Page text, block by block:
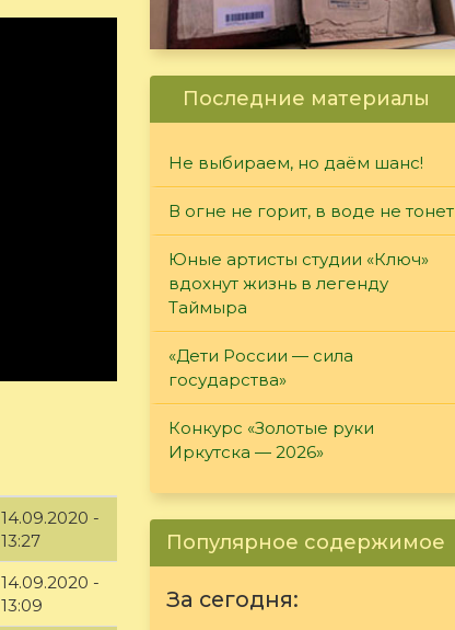
14.09.2020 -
13:27
14.09.2020 -
13:09
Последние материалы
Не выбираем, но даём шанс!
В огне не горит, в воде не тонет
Юные артисты студии «Ключ»
вдохнут жизнь в легенду
Таймыра
«Дети России — сила
государства»
Конкурс «Золотые руки
Иркутска — 2026»
Популярное содержимое
За сегодня: